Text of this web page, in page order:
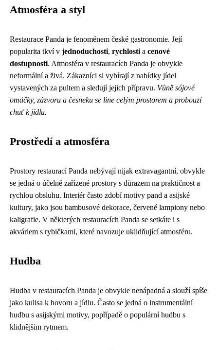
Atmosféra a styl
Restaurace Panda je fenoménem české gastronomie. Její
popularita tkví v jednoduchosti, rychlosti a cenové
dostupnosti. Atmosféra v restauracích Panda je obvykle
neformální a živá. Zákazníci si vybírají z nabídky jídel
vystavených za pultem a sledují jejich přípravu. Vůně sójové
omáčky, zázvoru a česneku se line celým prostorem a probouzí
chuť k jídlu.
Prostředí a atmosféra
Prostory restaurací Panda nebývají nijak extravagantní, obvykle
se jedná o účelně zařízené prostory s důrazem na praktičnost a
rychlou obsluhu. Interiér často zdobí motivy pand a asijské
kultury, jako jsou bambusové dekorace, červené lampiony nebo
kaligrafie. V některých restauracích Panda se setkáte i s
akváriem s rybičkami, které navozuje uklidňující atmosféru.
Hudba
Hudba v restauracích Panda je obvykle nenápadná a slouží spíše
jako kulisa k hovoru a jídlu. Často se jedná o instrumentální
hudbu s asijskými motivy, popřípadě o populární hudbu s
klidnějším rytmem.